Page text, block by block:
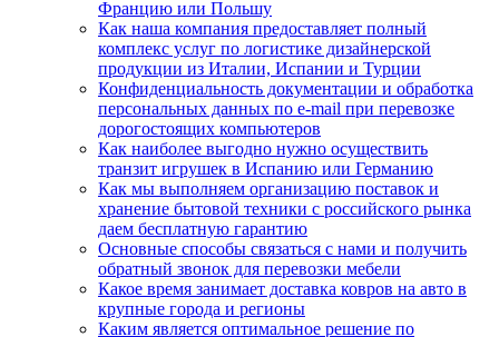
Францию или Польшу
Как наша компания предоставляет полный
комплекс услуг по логистике дизайнерской
продукции из Италии, Испании и Турции
Конфиденциальность документации и обработка
персональных данных по e-mail при перевозке
дорогостоящих компьютеров
Как наиболее выгодно нужно осуществить
транзит игрушек в Испанию или Германию
Как мы выполняем организацию поставок и
хранение бытовой техники с российского рынка
даем бесплатную гарантию
Основные способы связаться с нами и получить
обратный звонок для перевозки мебели
Какое время занимает доставка ковров на авто в
крупные города и регионы
Каким является оптимальное решение по